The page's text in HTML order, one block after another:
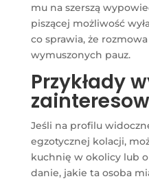
mu na szerszą
piszącej możliwość
co sprawia, że
wymuszonych pauz.
Przykłady
Jeśli na profilu
egzotycznej kolacji,
kuchnię w okolicy lub
danie, jakie ta osoba